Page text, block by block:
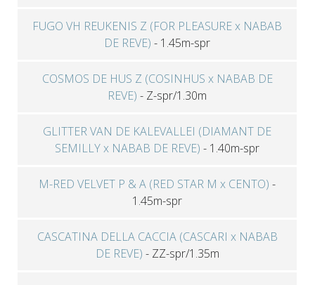
FUGO VH REUKENIS Z (FOR PLEASURE x NABAB
DE REVE) - 1.45m-spr
COSMOS DE HUS Z (COSINHUS x NABAB DE
REVE) - Z-spr/1.30m
GLITTER VAN DE KALEVALLEI (DIAMANT DE
SEMILLY x NABAB DE REVE) - 1.40m-spr
M-RED VELVET P & A (RED STAR M x CENTO) -
1.45m-spr
CASCATINA DELLA CACCIA (CASCARI x NABAB
DE REVE) - ZZ-spr/1.35m